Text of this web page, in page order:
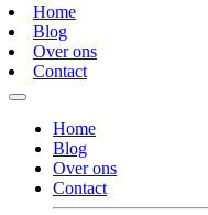
Home
Blog
Over ons
Contact
Home
Blog
Over ons
Contact